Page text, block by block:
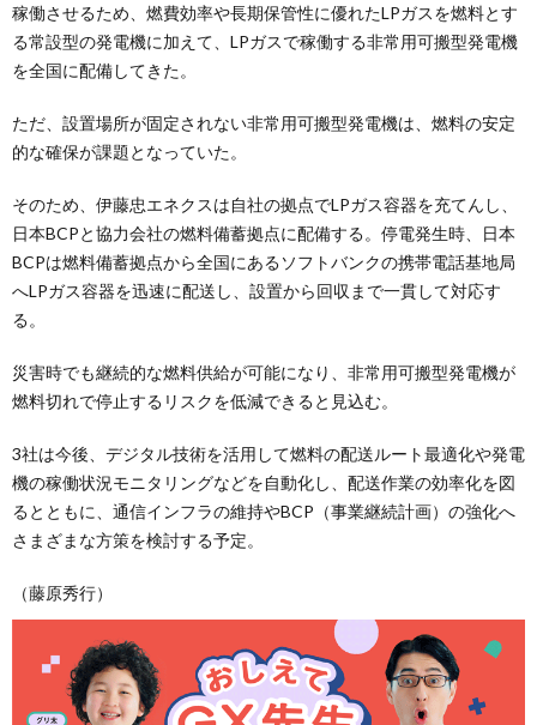
稼働させるため、燃費効率や長期保管性に優れたLPガスを燃料とす
る常設型の発電機に加えて、LPガスで稼働する非常用可搬型発電機
を全国に配備してきた。
ただ、設置場所が固定されない非常用可搬型発電機は、燃料の安定
的な確保が課題となっていた。
そのため、伊藤忠エネクスは自社の拠点でLPガス容器を充てんし、
日本BCPと協力会社の燃料備蓄拠点に配備する。停電発生時、日本
BCPは燃料備蓄拠点から全国にあるソフトバンクの携帯電話基地局
へLPガス容器を迅速に配送し、設置から回収まで一貫して対応す
る。
災害時でも継続的な燃料供給が可能になり、非常用可搬型発電機が
燃料切れで停止するリスクを低減できると見込む。
3社は今後、デジタル技術を活用して燃料の配送ルート最適化や発電
機の稼働状況モニタリングなどを自動化し、配送作業の効率化を図
るとともに、通信インフラの維持やBCP（事業継続計画）の強化へ
さまざまな方策を検討する予定。
（藤原秀行）